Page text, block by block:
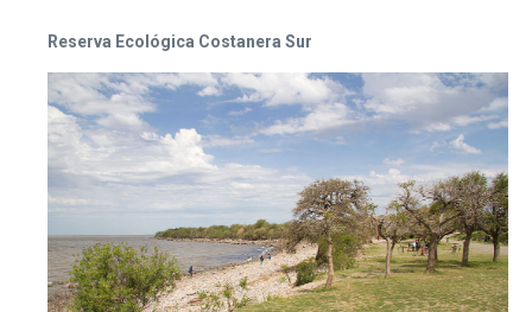
Reserva Ecológica Costanera Sur